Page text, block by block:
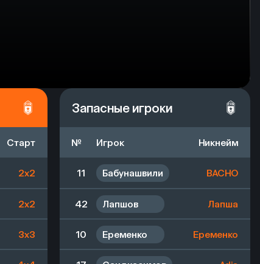
Старт
2x2
2x2
3x3
Запасные игроки
№ Игрок Никнейм
11 Бабунашвили BACHO
42 Лапшов Лапша
10 Еременко Еременко